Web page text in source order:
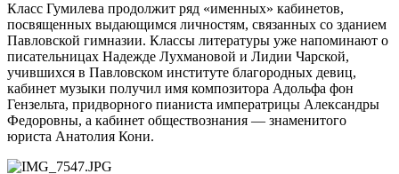
Класс Гумилева продолжит ряд «именных» кабинетов,
посвященных выдающимся личностям, связанных со зданием
Павловской гимназии. Классы литературы уже напоминают о
писательницах Надежде Лухмановой и Лидии Чарской,
учившихся в Павловском институте благородных девиц,
кабинет музыки получил имя композитора Адольфа фон
Гензельта, придворного пианиста императрицы Александры
Федоровны, а кабинет обществознания — знаменитого
юриста Анатолия Кони.